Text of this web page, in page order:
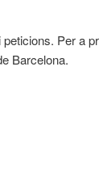
Per a
Barcelona.